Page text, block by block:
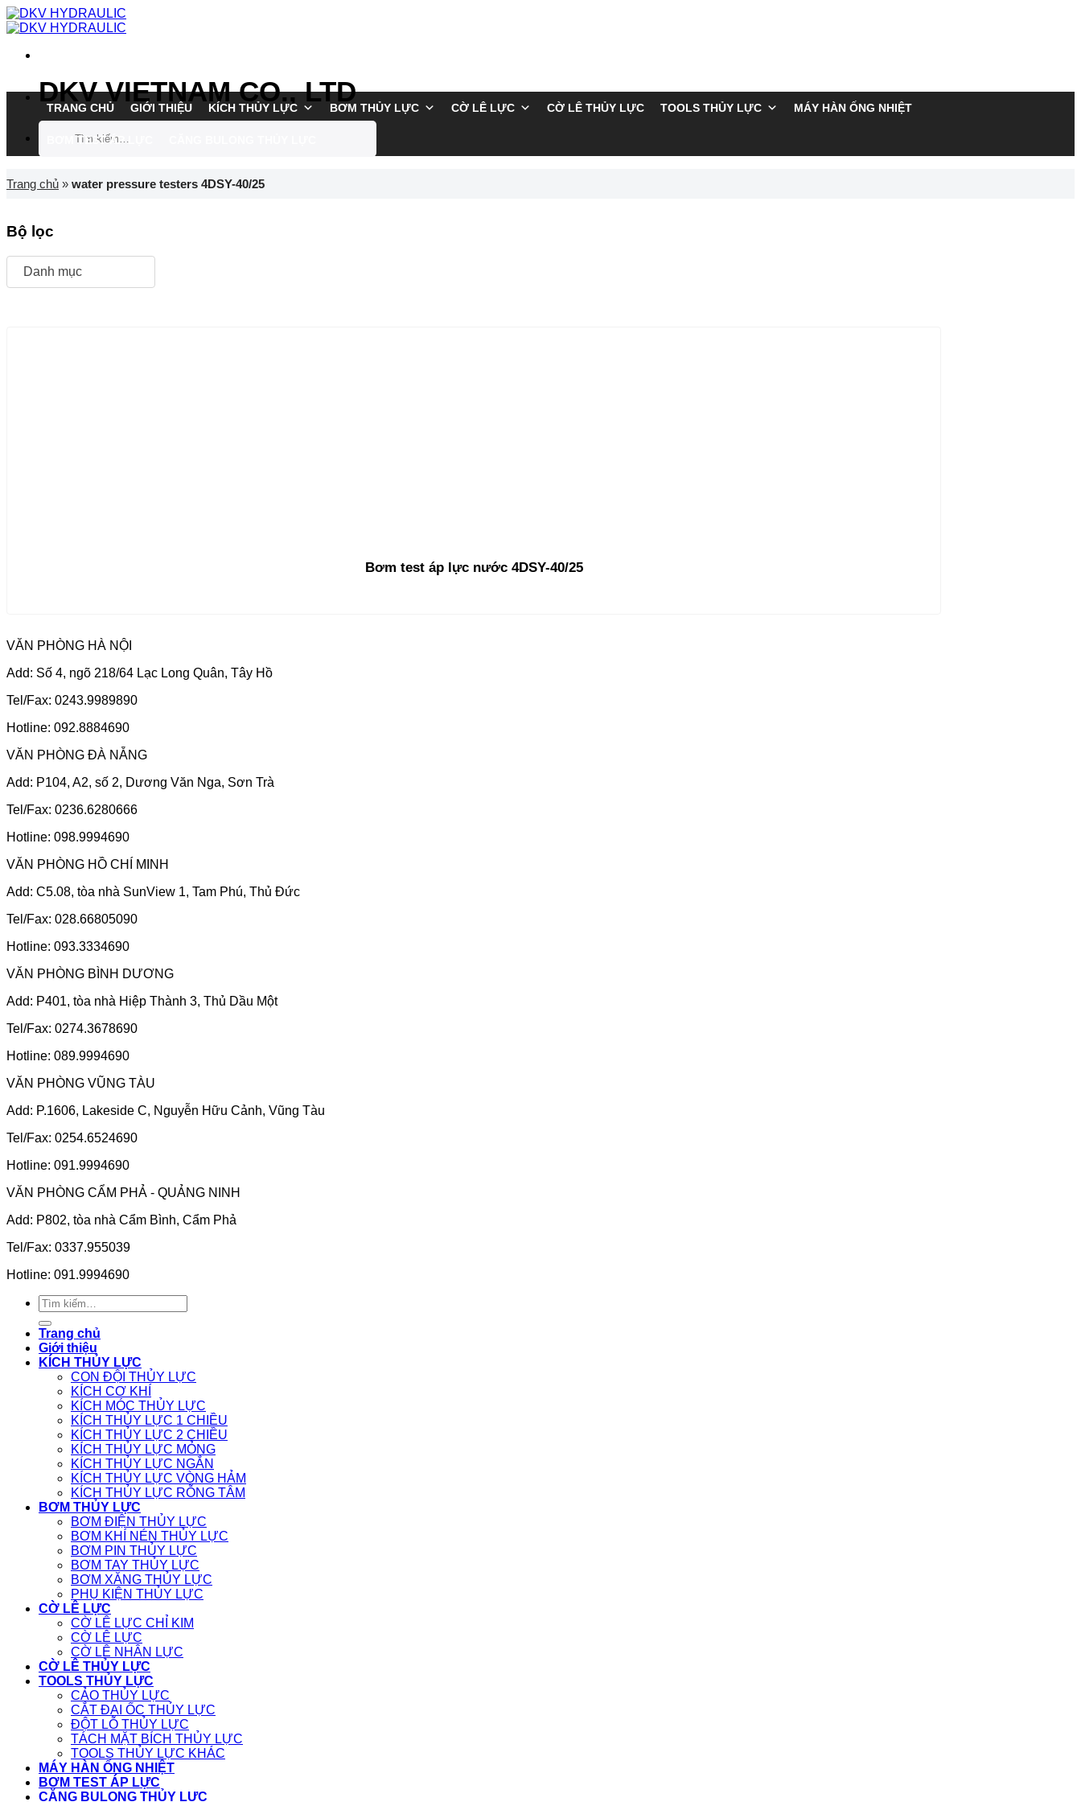
Chuyển
đến
dung
DKV VIETNAM CO., LTD
Tìm
TRANG CHỦ GIỚI THIỆU KÍCH THỦY LỰC BƠM THỦY LỰC CỜ LÊ LỰC CỜ LÊ THỦY LỰC TOOLS THỦY LỰC MÁY HÀN ỐNG NHIỆT
BƠM TEST ÁP LỰC
Trang chủ » water pressure testers 4DSY-40/25
Bộ lọc
Danh mục
Bơm test áp lực nước 4DSY-40/25
VĂN PHÒNG HÀ NỘI
Add: Số 4, ngõ 218/64 Lạc Long Quân, Tây Hồ
Tel/Fax: 0243.9989890
Hotline: 092.8884690
VĂN PHÒNG ĐÀ NẴNG
Add: P104, A2, số 2, Dương Văn Nga, Sơn Trà
Tel/Fax: 0236.6280666
Hotline: 098.9994690
VĂN PHÒNG HỒ CHÍ MINH
Add: C5.08, tòa nhà SunView 1, Tam Phú, Thủ Đức
Tel/Fax: 028.66805090
Hotline: 093.3334690
VĂN PHÒNG BÌNH DƯƠNG
Add: P401, tòa nhà Hiệp Thành 3, Thủ Dầu Một
Tel/Fax: 0274.3678690
Hotline: 089.9994690
VĂN PHÒNG VŨNG TÀU
Add: P.1606, Lakeside C, Nguyễn Hữu Cảnh, Vũng Tàu
Tel/Fax: 0254.6524690
Hotline: 091.9994690
VĂN PHÒNG CẨM PHẢ - QUẢNG NINH
Add: P802, tòa nhà Cẩm Bình, Cẩm Phả
Tel/Fax: 0337.955039
Hotline: 091.9994690
Tìm
kiếm:
Trang chủ
Giới thiệu
KÍCH THỦY LỰC
CON ĐỘI THỦY LỰC
KÍCH CƠ KHÍ
KÍCH MÓC THỦY LỰC
KÍCH THỦY LỰC 1 CHIỀU
KÍCH THỦY LỰC 2 CHIỀU
KÍCH THỦY LỰC MỎNG
KÍCH THỦY LỰC NGẮN
KÍCH THỦY LỰC VÒNG HẢM
KÍCH THỦY LỰC RỖNG TÂM
BƠM THỦY LỰC
BƠM ĐIỆN THỦY LỰC
BƠM KHÍ NÉN THỦY LỰC
BƠM PIN THỦY LỰC
BƠM TAY THỦY LỰC
BƠM XĂNG THỦY LỰC
PHỤ KIỆN THỦY LỰC
CỜ LÊ LỰC
CỜ LÊ LỰC CHỈ KIM
CỜ LÊ LỰC
CỜ LÊ NHÂN LỰC
CỜ LÊ THỦY LỰC
TOOLS THỦY LỰC
CẢO THỦY LỰC
CẮT ĐAI ỐC THỦY LỰC
ĐỘT LỖ THỦY LỰC
TÁCH MẶT BÍCH THỦY LỰC
TOOLS THỦY LỰC KHÁC
MÁY HÀN ỐNG NHIỆT
BƠM TEST ÁP LỰC
CĂNG BULONG THỦY LỰC